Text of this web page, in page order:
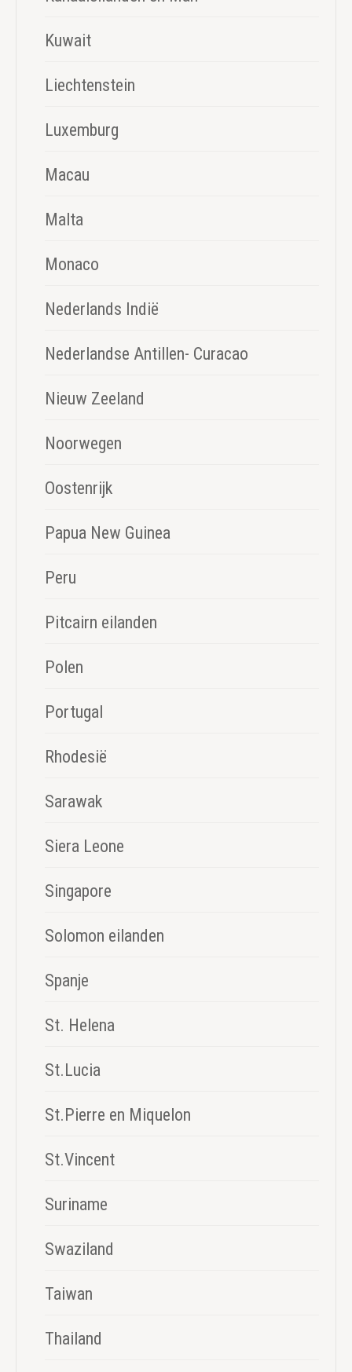
Kuwait
Liechtenstein
Luxemburg
Macau
Malta
Monaco
Nederlands Indië
Nederlandse Antillen- Curacao
Nieuw Zeeland
Noorwegen
Oostenrijk
Papua New Guinea
Peru
Pitcairn eilanden
Polen
Portugal
Rhodesië
Sarawak
Siera Leone
Singapore
Solomon eilanden
Spanje
St. Helena
St.Lucia
St.Pierre en Miquelon
St.Vincent
Suriname
Swaziland
Taiwan
Thailand